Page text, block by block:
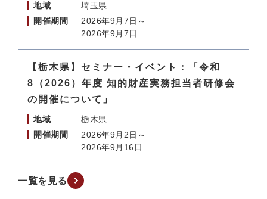
地域
埼玉県
開催期間
2026年9月7日～
2026年9月7日
【栃木県】セミナー・イベント：「令和
8（2026）年度 知的財産実務担当者研修会
の開催について」
地域
栃木県
開催期間
2026年9月2日～
2026年9月16日
一覧を見る